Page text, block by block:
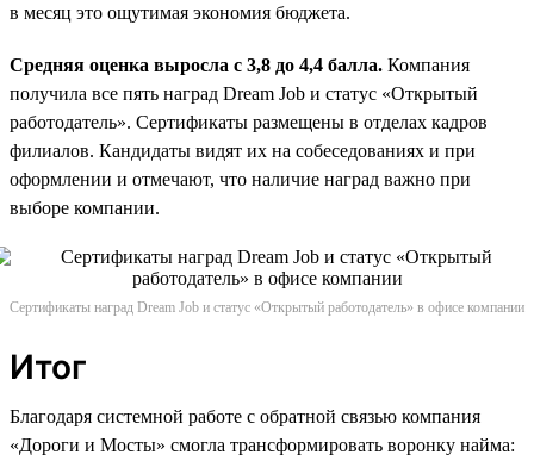
в месяц это ощутимая экономия бюджета.
Средняя оценка выросла с 3,8 до 4,4 балла. Компания
получила все пять наград Dream Job и статус «Открытый
работодатель». Сертификаты размещены в отделах кадров
филиалов. Кандидаты видят их на собеседованиях и при
оформлении и отмечают, что наличие наград важно при
выборе компании.
Сертификаты наград Dream Job и статус «Открытый работодатель» в офисе компании
Итог
Благодаря системной работе с обратной связью компания
«Дороги и Мосты» смогла трансформировать воронку найма: